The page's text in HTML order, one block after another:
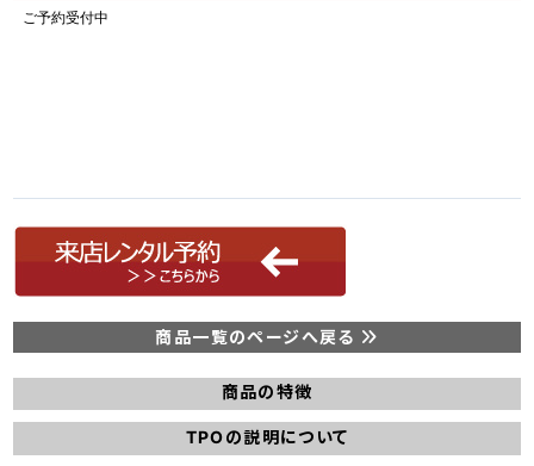
商品一覧のページへ戻る
商品の特徴
TPOの説明について